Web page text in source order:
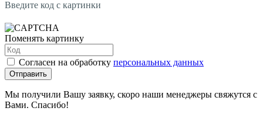
Введите код с картинки
Поменять картинку
Согласен на обработку персональных данных
Отправить
Мы получили Вашу заявку, скоро наши менеджеры свяжутся с
Вами. Спасибо!